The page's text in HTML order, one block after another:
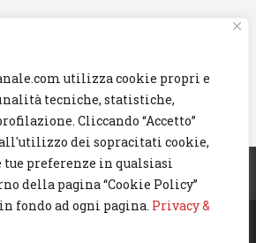
utilizza cookie propri e
tecniche, statistiche,
Cliccando “Accetto”
dei sopracitati cookie,
preferenze in qualsiasi
della pagina “Cookie Policy”
fondo ad ogni pagina. Privacy &
All rights reserved.